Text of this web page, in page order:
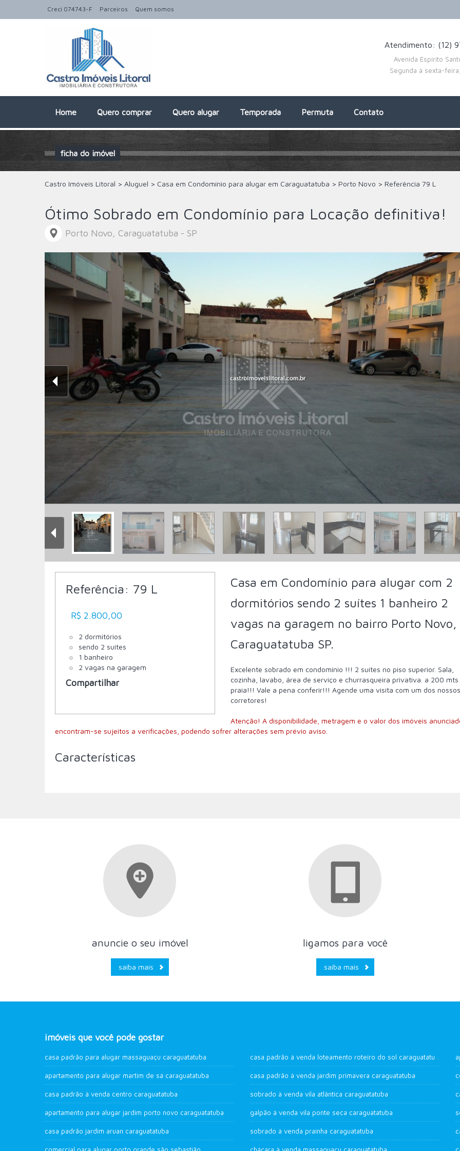
Creci 074743-F Parceiros Quem somos
Atendimento: (12)
Avenida Espírito
Segunda à sexta-
Home Quero comprar Quero alugar Temporada Permuta Contato
ficha do imóvel
Castro Imóveis Litoral > Aluguel > Casa em Condomínio para alugar em Caraguatatuba > Porto Novo > Referência 79 L
Ótimo Sobrado em Condomínio para Locação definitiva!
Porto Novo, Caraguatatuba - SP
Referência: 79 L
R$ 2.800,00
2 dormitórios
sendo 2 suítes
1 banheiro
2 vagas na garagem
Compartilhar
Casa em Condomínio para alugar com 2
dormitórios sendo 2 suítes 1 banheiro 2
vagas na garagem no bairro Porto Novo,
Caraguatatuba SP.
Excelente sobrado em condomínio !!! 2 suítes no piso superior. Sala,
cozinha, lavabo, área de serviço e churrasqueira privativa. a 200 mts
praia!!! Vale a pena conferir!!! Agende uma visita com um dos nossos
corretores!
Atenção! A disponibilidade, metragem e o valor dos imóveis
encontram-se sujeitos a verificações, podendo sofrer alterações sem prévio aviso.
Características
anuncie o seu imóvel
saiba mais
ligamos para você
saiba mais
imóveis que você pode gostar
casa padrão para alugar massaguaçu caraguatatuba
apartamento para alugar martim de sá caraguatatuba casa padrão à venda jardim primavera caraguatatuba
casa padrão à venda centro caraguatatuba sobrado à venda vila atlântica caraguatatuba
apartamento para alugar jardim porto novo caraguatatuba galpão à venda vila ponte seca caraguatatuba
casa padrão jardim aruan caraguatatuba sobrado à venda prainha caraguatatuba